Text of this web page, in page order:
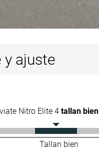
y ajuste
Nitro Elite 4 tallan bien
Tallan bien